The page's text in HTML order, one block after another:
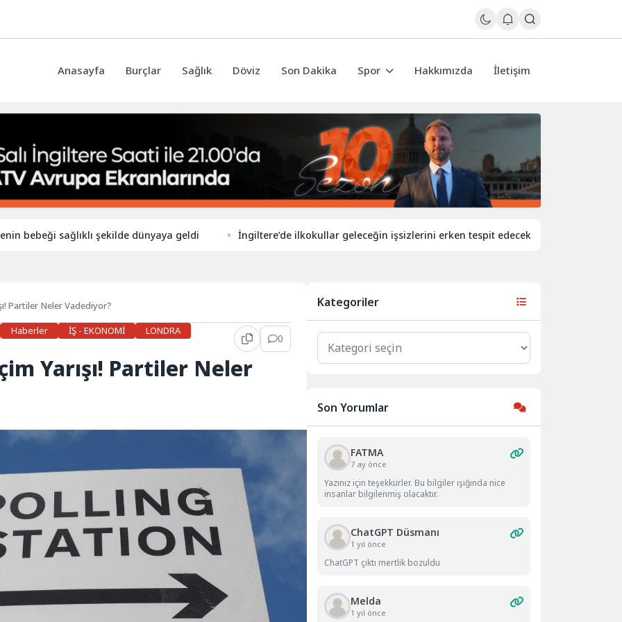
Anasayfa Burçlar Sağlık Döviz Son Dakika Spor Hakkımızda İletişim
sağlıklı şekilde dünyaya geldi İngiltere’de ilkokullar geleceğin işsizlerini erken tespit edecek
Partiler Neler Vadediyor?
Haberler İŞ - EKONOMİ
LONDRA
0
Yarışı! Partiler Neler
Kategoriler
Kategoriler
Son Yorumlar
FATMA
7 ay önce
Yazınız için teşekkürler. Bu bilgiler ışığında nice
insanlar bilgilenmiş olacaktır.
ChatGPT Düsmanı
1 yıl önce
ChatGPT çıktı mertlik bozuldu
Melda
1 yıl önce